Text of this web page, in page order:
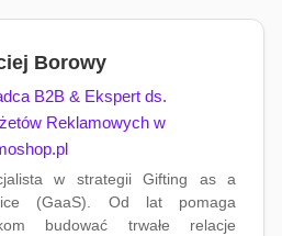
Borowy
B2B & Ekspert ds.
Reklamowych w
w strategii Gifting as a
(GaaS). Od lat pomaga
budować trwałe relacje